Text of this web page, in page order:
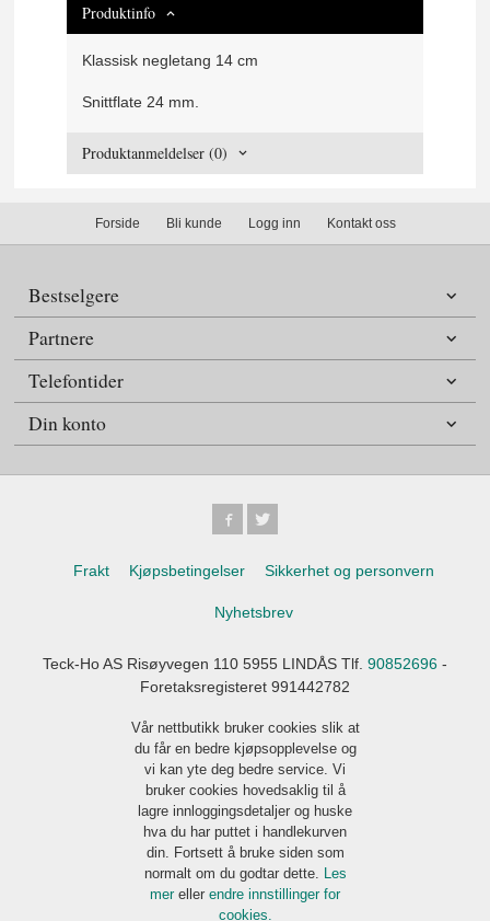
Produktinfo
Klassisk negletang 14 cm
Snittflate 24 mm.
Produktanmeldelser (0)
Forside Bli kunde Logg inn Kontakt oss
Bestselgere
Partnere
Telefontider
Din konto
Frakt Kjøpsbetingelser Sikkerhet og personvern
Nyhetsbrev
Teck-Ho AS Risøyvegen 110 5955 LINDÅS Tlf. 90852696 -
Foretaksregisteret 991442782
Vår nettbutikk bruker cookies slik at
du får en bedre kjøpsopplevelse og
vi kan yte deg bedre service. Vi
bruker cookies hovedsaklig til å
lagre innloggingsdetaljer og huske
hva du har puttet i handlekurven
din. Fortsett å bruke siden som
normalt om du godtar dette. Les
mer eller endre innstillinger for
cookies.